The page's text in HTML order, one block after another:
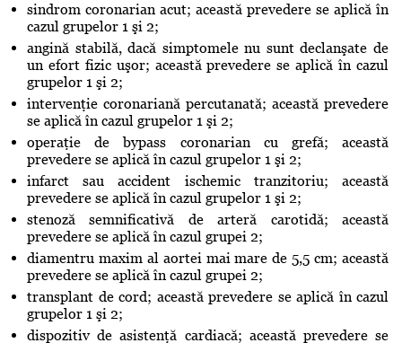
sindrom coronarian acut; această prevedere se aplică în
cazul grupelor 1 şi 2;
angină stabilă, dacă simptomele nu sunt declanşate de
un efort fizic uşor; această prevedere se aplică în cazul
grupelor 1 şi 2;
intervenţie coronariană percutanată; această prevedere
se aplică în cazul grupelor 1 şi 2;
operaţie de bypass coronarian cu grefă; această
prevedere se aplică în cazul grupelor 1 şi 2;
infarct sau accident ischemic tranzitoriu; această
prevedere se aplică în cazul grupelor 1 şi 2;
stenoză semnificativă de arteră carotidă; această
prevedere se aplică în cazul grupei 2;
diamentru maxim al aortei mai mare de 5,5 cm; această
prevedere se aplică în cazul grupei 2;
transplant de cord; această prevedere se aplică în cazul
grupelor 1 şi 2;
dispozitiv de asistenţă cardiacă; această prevedere se